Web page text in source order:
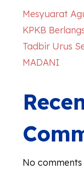
Mesyuarat
KPKB
Tadbir Urus
MADANI
No comments